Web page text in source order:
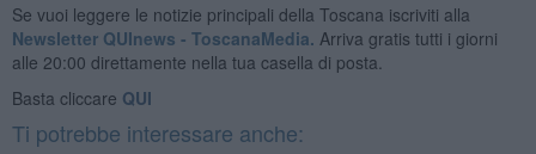
Se vuoi leggere le notizie principali della Toscana iscriviti alla
Newsletter QUInews - ToscanaMedia. Arriva gratis tutti i giorni
alle 20:00 direttamente nella tua casella di posta.
Basta cliccare QUI
Ti potrebbe interessare anche: